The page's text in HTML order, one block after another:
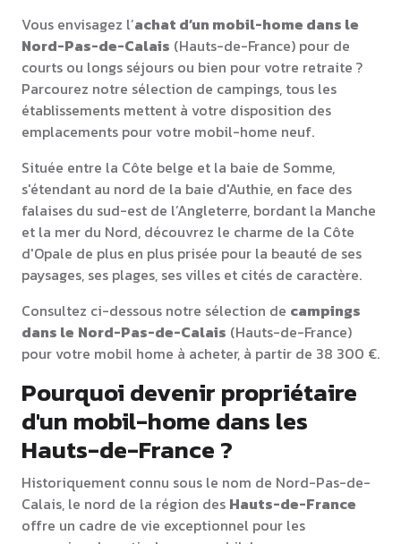
Vous envisagez l’achat d’un mobil-home dans le
Nord-Pas-de-Calais (Hauts-de-France) pour de
courts ou longs séjours ou bien pour votre retraite ?
Parcourez notre sélection de campings, tous les
établissements mettent à votre disposition des
emplacements pour votre mobil-home neuf.
Située entre la Côte belge et la baie de Somme,
s'étendant au nord de la baie d'Authie, en face des
falaises du sud-est de l’Angleterre, bordant la Manche
et la mer du Nord, découvrez le charme de la Côte
d'Opale de plus en plus prisée pour la beauté de ses
paysages, ses plages, ses villes et cités de caractère.
Consultez ci-dessous notre sélection de campings
dans le Nord-Pas-de-Calais (Hauts-de-France)
pour votre mobil home à acheter, à partir de 38 300 €.
Pourquoi devenir propriétaire
d'un mobil-home dans les
Hauts-de-France ?
Historiquement connu sous le nom de Nord-Pas-de-
Calais, le nord de la région des Hauts-de-France
offre un cadre de vie exceptionnel pour les